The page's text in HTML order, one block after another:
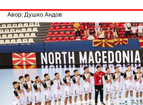
Авор: Душко Андов